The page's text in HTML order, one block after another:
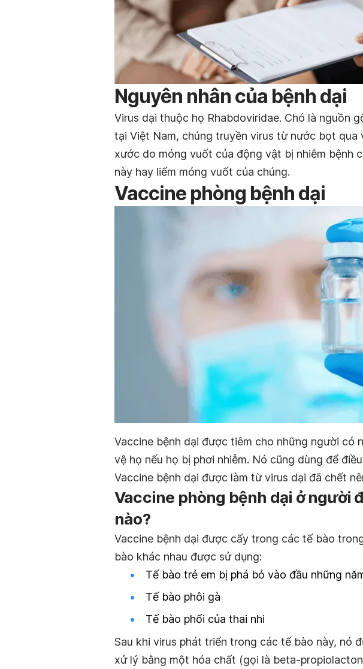
Nguyên nhân của bệnh dại
Virus dại thuộc họ Rhabdoviridae. Chó là nguồn
tại Việt Nam, chúng truyền virus từ nước bọt qua
xước do móng vuốt của động vật bị nhiễm bệnh
này hay liếm móng vuốt của chúng.
Vaccine phòng bệnh dại
Vaccine bệnh dại được tiêm cho những người có
vệ họ nếu họ bị phơi nhiễm. Nó cũng dùng để
Vaccine bệnh dại được làm từ virus dại đã chết
Vaccine phòng bệnh dại ở người
nào?
Vaccine bệnh dại được cấy trong các tế bào
bào khác nhau được sử dụng:
Tế bào trẻ em bị phá bỏ vào đầu những
Tế bào phôi gà
Tế bào phổi của thai nhi
Sau khi virus phát triển trong các tế bào này, nó
xử lý bằng một hóa chất (gọi là beta-